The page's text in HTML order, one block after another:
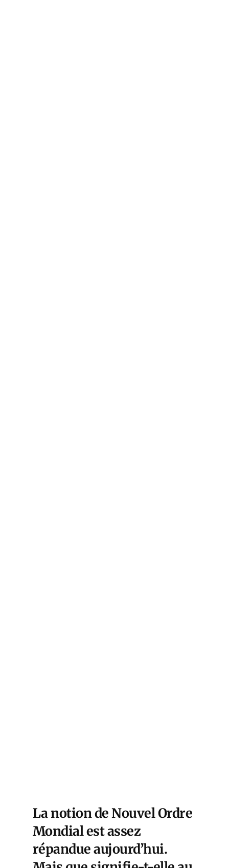
La notion de Nouvel Ordre
Mondial est assez
répandue aujourd’hui.